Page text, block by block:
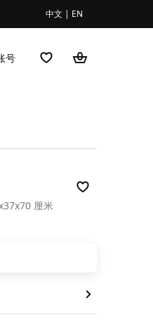
中文 | EN
号
厘米